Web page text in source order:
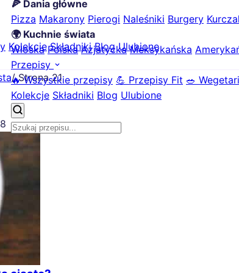
🍕 Dania główne
Pizza Makarony Pierogi Naleśniki Burgery
🌍 Kuchnie świata
Włoska Polska Azjatycka Meksykańska
Przepisy
🔥 Wszystkie przepisy 💪 Przepisy Fit 🥗
Kolekcje Składniki Blog Ulubione
Kolekcje Składniki Blog Ulubione
/ Strona 21